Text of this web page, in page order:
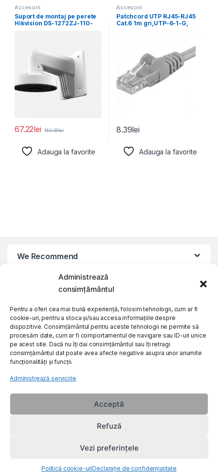
Administrează
consimțământul
Pentru a oferi cea mai bună experiență, folosim tehnologii, cum ar fi
cookie-uri, pentru a stoca și/sau accesa informațiile despre
dispozitive. Consimțământul pentru aceste tehnologii ne permite să
procesăm date, cum ar fi comportamentul de navigare sau ID-uri unice
pe acest site. Dacă nu îți dai consimțământul sau îți retragi
consimțământul dat poate avea afecte negative asupra unor anumite
funcționalități și funcții.
Administrează serviciile
Acceptă
Refuză
Vezi preferințele
Politică cookie-uriDeclarație de confidențialitate
Accesorii
Suport de montaj pe perete
Hikvision DS-1272ZJ-110-
67.22lei 152.09lei
Adauga la favorite
Accesorii
Patchcord UTP RJ45-RJ45
Cat.6 1m gri,UTP-6-1-G,
8.39lei
Adauga la favorite
We Recommend
My Account
Customer Care
About Us